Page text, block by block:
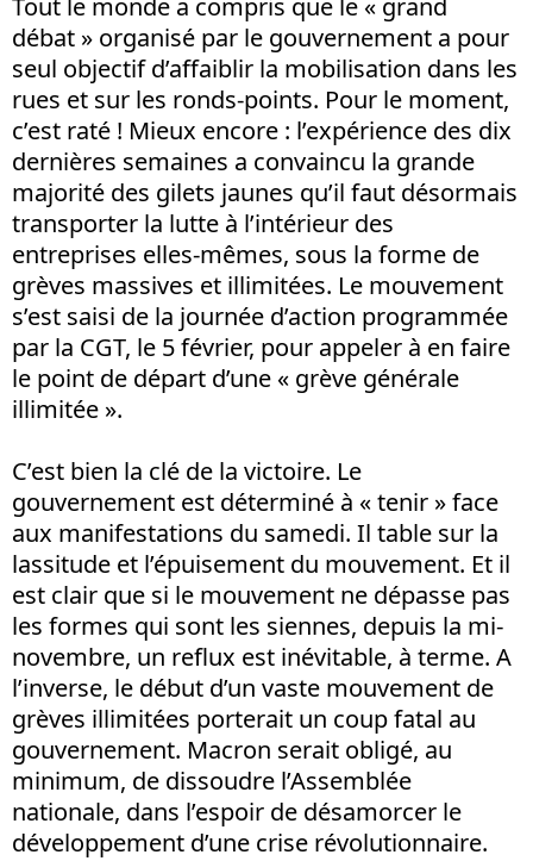
Tout le monde a compris que le « grand
débat » organisé par le gouvernement a pour
seul objectif d’affaiblir la mobilisation dans les
rues et sur les ronds-points. Pour le moment,
c’est raté ! Mieux encore : l’expérience des dix
dernières semaines a convaincu la grande
majorité des gilets jaunes qu’il faut désormais
transporter la lutte à l’intérieur des
entreprises elles-mêmes, sous la forme de
grèves massives et illimitées. Le mouvement
s’est saisi de la journée d’action programmée
par la CGT, le 5 février, pour appeler à en faire
le point de départ d’une « grève générale
illimitée ».
C’est bien la clé de la victoire. Le
gouvernement est déterminé à « tenir » face
aux manifestations du samedi. Il table sur la
lassitude et l’épuisement du mouvement. Et il
est clair que si le mouvement ne dépasse pas
les formes qui sont les siennes, depuis la mi-
novembre, un reflux est inévitable, à terme. A
l’inverse, le début d’un vaste mouvement de
grèves illimitées porterait un coup fatal au
gouvernement. Macron serait obligé, au
minimum, de dissoudre l’Assemblée
nationale, dans l’espoir de désamorcer le
développement d’une crise révolutionnaire.